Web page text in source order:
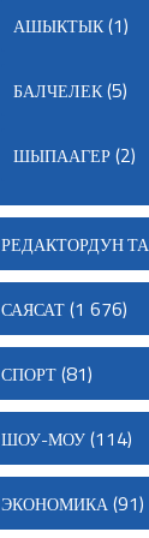
АШЫКТЫК(1)
БАЛЧЕЛЕК(5)
ШЫПААГЕР(2)
РЕДАКТОРДУН
САЯСАТ(1 676)
СПОРТ(81)
ШОУ-МОУ(114)
ЭКОНОМИКА(91)